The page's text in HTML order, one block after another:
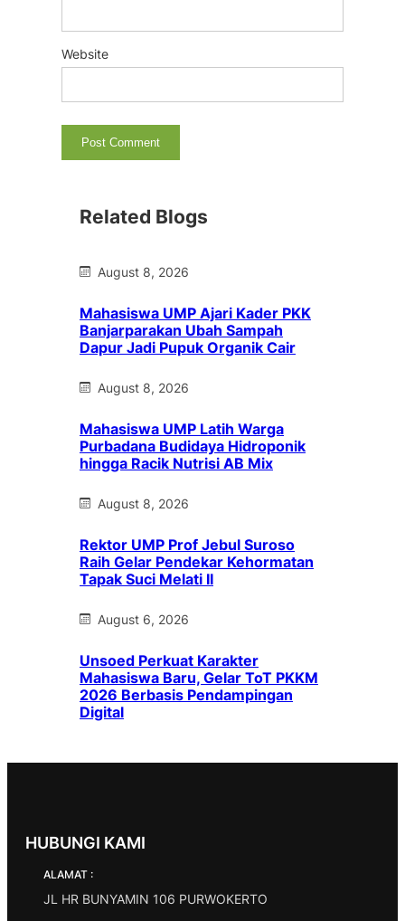
Website
Related Blogs
August 8, 2026
Mahasiswa UMP Ajari Kader PKK
Banjarparakan Ubah Sampah
Dapur Jadi Pupuk Organik Cair
August 8, 2026
Mahasiswa UMP Latih Warga
Purbadana Budidaya Hidroponik
hingga Racik Nutrisi AB Mix
August 8, 2026
Rektor UMP Prof Jebul Suroso
Raih Gelar Pendekar Kehormatan
Tapak Suci Melati II
August 6, 2026
Unsoed Perkuat Karakter
Mahasiswa Baru, Gelar ToT PKKM
2026 Berbasis Pendampingan
Digital
HUBUNGI KAMI
ALAMAT :
JL HR BUNYAMIN 106 PURWOKERTO